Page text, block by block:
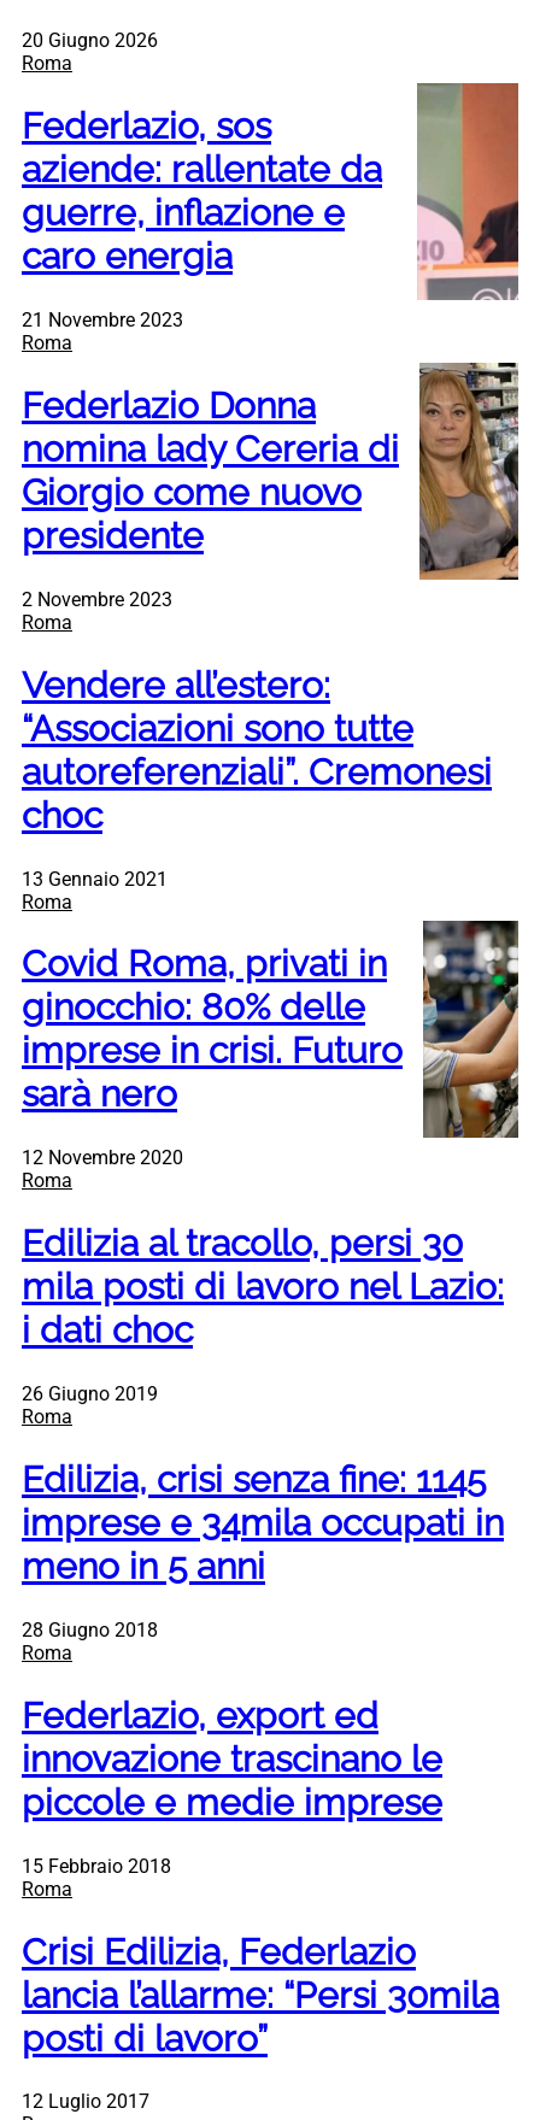
20 Giugno 2026
Roma
Federlazio, sos
aziende: rallentate da
guerre, inflazione e
caro energia
21 Novembre 2023
Roma
Federlazio Donna
nomina lady Cereria di
Giorgio come nuovo
presidente
2 Novembre 2023
Roma
Vendere all’estero:
“Associazioni sono tutte
autoreferenziali”. Cremonesi
choc
13 Gennaio 2021
Roma
Covid Roma, privati in
ginocchio: 80% delle
imprese in crisi. Futuro
sarà nero
12 Novembre 2020
Roma
Edilizia al tracollo, persi 30
mila posti di lavoro nel Lazio:
i dati choc
26 Giugno 2019
Roma
Edilizia, crisi senza fine: 1145
imprese e 34mila occupati in
meno in 5 anni
28 Giugno 2018
Roma
Federlazio, export ed
innovazione trascinano le
piccole e medie imprese
15 Febbraio 2018
Roma
Crisi Edilizia, Federlazio
lancia l’allarme: “Persi 30mila
posti di lavoro”
12 Luglio 2017